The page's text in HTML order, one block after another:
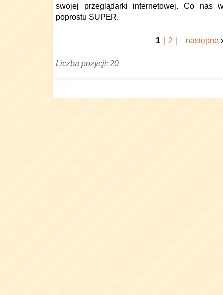
swojej przeglądarki internetowej. Co nas
poprostu SUPER.
1 | 2 | następne
Liczba pozycji: 20